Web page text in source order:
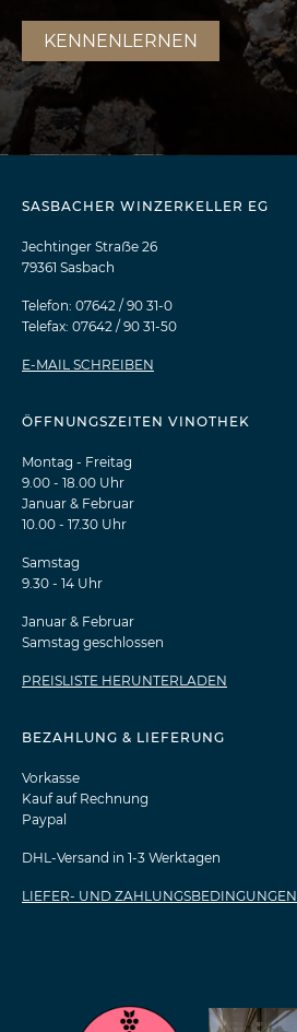
KENNENLERNEN
SASBACHER WINZERKELLER EG
Jechtinger Straẞe 26
79361 Sasbach
Telefon: 07642 / 90 31-0
Telefax: 07642 / 90 31-50
E-MAIL SCHREIBEN
ÖFFNUNGSZEITEN VINOTHEK
Montag - Freitag
9.00 - 18.00 Uhr
Januar & Februar
10.00 - 17.30 Uhr
Samstag
9.30 - 14 Uhr
Januar & Februar
Samstag geschlossen
PREISLISTE HERUNTERLADEN
BEZAHLUNG & LIEFERUNG
Vorkasse
Kauf auf Rechnung
Paypal
DHL-Versand in 1-3 Werktagen
LIEFER- UND ZAHLUNGSBEDINGUNGEN